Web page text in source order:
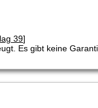
39]
Es gibt keine